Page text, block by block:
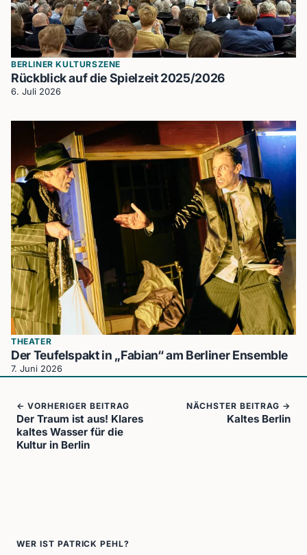
BERLINER KULTURSZENE
Rückblick auf die Spielzeit 2025/2026
6. Juli 2026
THEATER
Der Teufelspakt in „Fabian“ am Berliner Ensemble
7. Juni 2026
← VORHERIGER BEITRAG
Der Traum ist aus! Klares
kaltes Wasser für die
Kultur in Berlin
NÄCHSTER BEITRAG →
Kaltes Berlin
WER IST PATRICK PEHL?